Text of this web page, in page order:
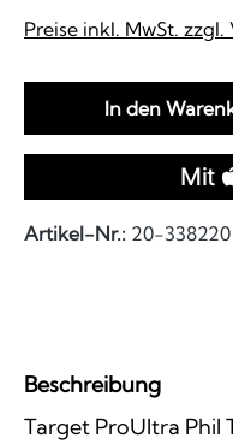
Preise inkl. MwSt.
In den
Artikel-Nr.: 20-338220
Beschreibung
Target ProUltra Phil